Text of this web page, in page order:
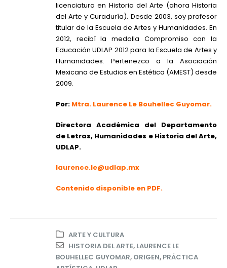
licenciatura en Historia del Arte (ahora Historia
del Arte y Curaduría). Desde 2003, soy profesor
titular de la Escuela de Artes y Humanidades. En
2012, recibí la medalla Compromiso con la
Educación UDLAP 2012 para la Escuela de Artes y
Humanidades. Pertenezco a la Asociación
Mexicana de Estudios en Estética (AMEST) desde
2009.
Por: Mtra. Laurence Le Bouhellec Guyomar.
Directora Académica del Departamento
de Letras, Humanidades e Historia del Arte,
UDLAP.
laurence.le@udlap.mx
Contenido disponible en PDF.
ARTE Y CULTURA
HISTORIA DEL ARTE, LAURENCE LE
BOUHELLEC GUYOMAR, ORIGEN, PRÁCTICA